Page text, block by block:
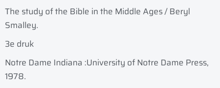
The study of the Bible in the Middle Ages / Beryl
Smalley.
3e druk
Notre Dame Indiana :University of Notre Dame Press,
1978.